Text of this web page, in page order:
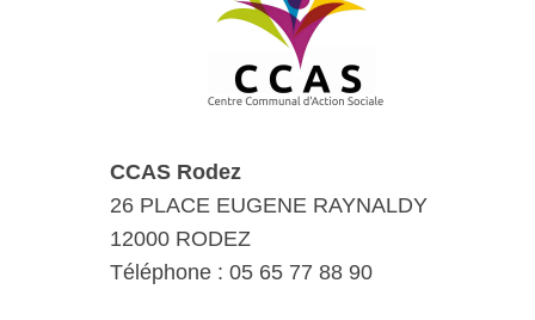
CCAS Rodez
26 PLACE EUGENE RAYNALDY
12000 RODEZ
Téléphone : 05 65 77 88 90